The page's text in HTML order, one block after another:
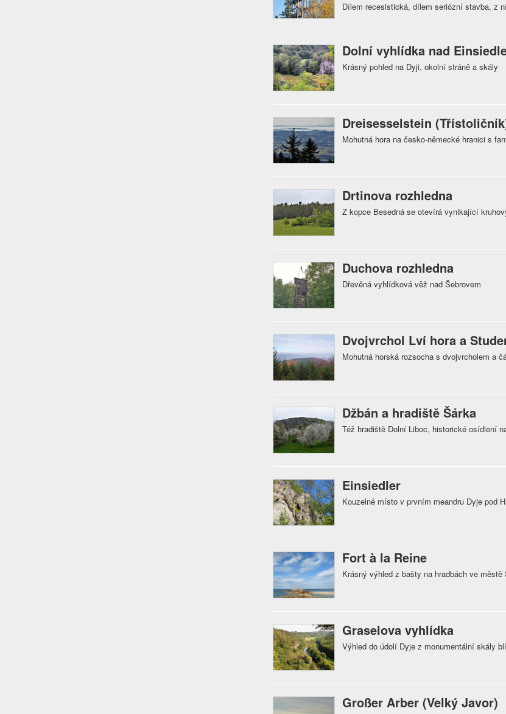
Dílem recesistická, dílem seriózní stavba, z
Dolní vyhlídka nad
Krásný pohled na Dyji, okolní stráně a skály
Dreisesselstein
Mohutná hora na česko-německé hranici s
Drtinova rozhledna
Z kopce Besedná se otevírá vynikající
Duchova rozhledna
Dřevěná vyhlídková věž nad Šebrovem
Dvojvrchol Lví hora a
Mohutná horská rozsocha s dvojvrcholem a
Džbán a hradiště Šárka
Též hradiště Dolní Liboc, historické osídlení
Einsiedler
Kouzelné místo v prvním meandru Dyje pod
Fort à la Reine
Krásný výhled z bašty na hradbách ve
Graselova vyhlídka
Výhled do údolí Dyje z monumentální skály
Großer Arber (Velký Javor)